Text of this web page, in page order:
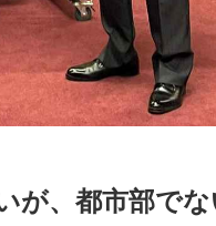
が、都市部で